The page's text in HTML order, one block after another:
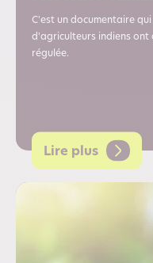
C'est un documentaire
d'agriculteurs indiens ont
régulée.
Lire plus